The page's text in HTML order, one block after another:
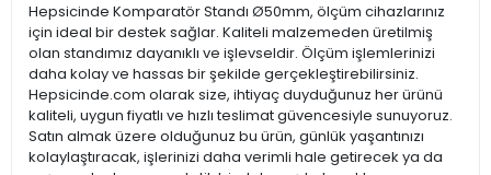
Hepsicinde Komparatör Standı Ø50mm, ölçüm cihazlarınız
için ideal bir destek sağlar. Kaliteli malzemeden üretilmiş
olan standımız dayanıklı ve işlevseldir. Ölçüm işlemlerinizi
daha kolay ve hassas bir şekilde gerçekleştirebilirsiniz.
Hepsicinde.com olarak size, ihtiyaç duyduğunuz her ürünü
kaliteli, uygun fiyatlı ve hızlı teslimat güvencesiyle sunuyoruz.
Satın almak üzere olduğunuz bu ürün, günlük yaşantınızı
kolaylaştıracak, işlerinizi daha verimli hale getirecek ya da